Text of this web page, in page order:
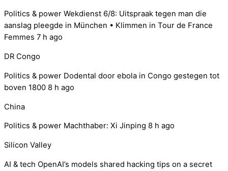
Politics & power Wekdienst 6/8: Uitspraak tegen man die
aanslag pleegde in München • Klimmen in Tour de France
Femmes 7 h ago
DR Congo
Politics & power Dodental door ebola in Congo gestegen tot
boven 1800 8 h ago
China
Politics & power Machthaber: Xi Jinping 8 h ago
Silicon Valley
AI & tech OpenAI’s models shared hacking tips on a secret